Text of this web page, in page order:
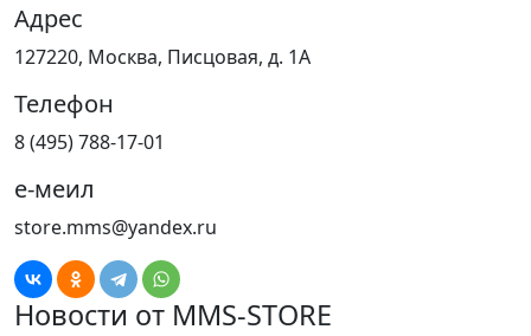
Адрес
127220, Москва, Писцовая, д. 1А
Телефон
8 (495) 788-17-01
е-меил
store.mms@yandex.ru
Новости от MMS-STORE